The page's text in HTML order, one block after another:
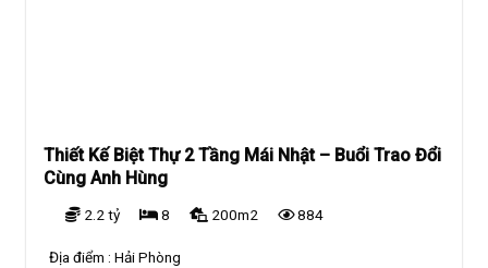
Thiết Kế Biệt Thự 2 Tầng Mái Nhật – Buổi Trao Đổi
Cùng Anh Hùng
2.2 tỷ 8 200m2 884
Địa điểm :Hải Phòng